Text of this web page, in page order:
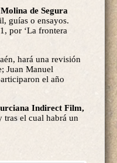
de Segura
guías o ensayos.
por ‘La frontera
hará una revisión
Juan Manuel
el año
Indirect Film,
tras el cual habrá un